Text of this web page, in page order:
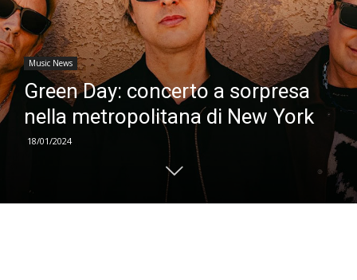
Music News
Green Day: concerto a sorpresa
nella metropolitana di New York
18/01/2024